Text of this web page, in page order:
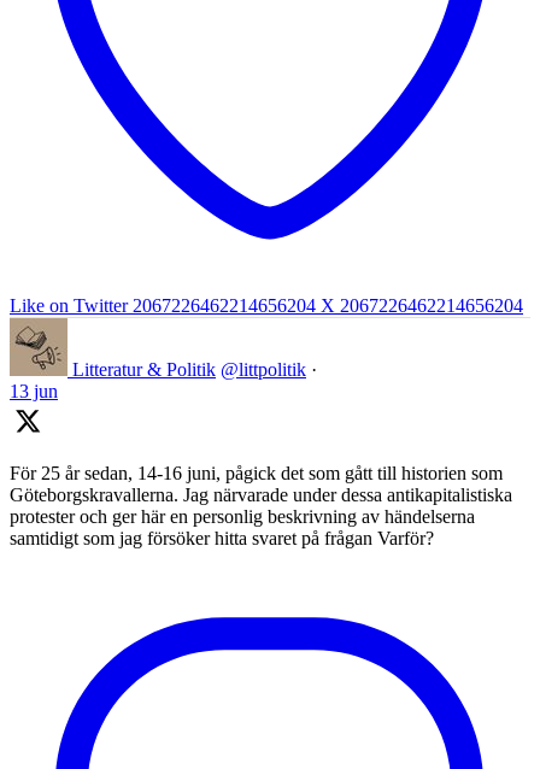
Like on Twitter 2067226462214656204 X 2067226462214656204
Litteratur & Politik @littpolitik ·
13 jun
För 25 år sedan, 14-16 juni, pågick det som gått till historien som
Göteborgskravallerna. Jag närvarade under dessa antikapitalistiska
protester och ger här en personlig beskrivning av händelserna
samtidigt som jag försöker hitta svaret på frågan Varför?